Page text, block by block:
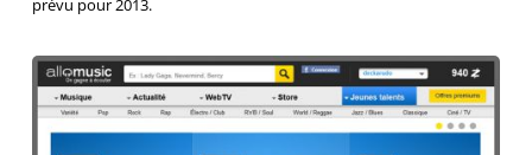
prévu pour 2013.